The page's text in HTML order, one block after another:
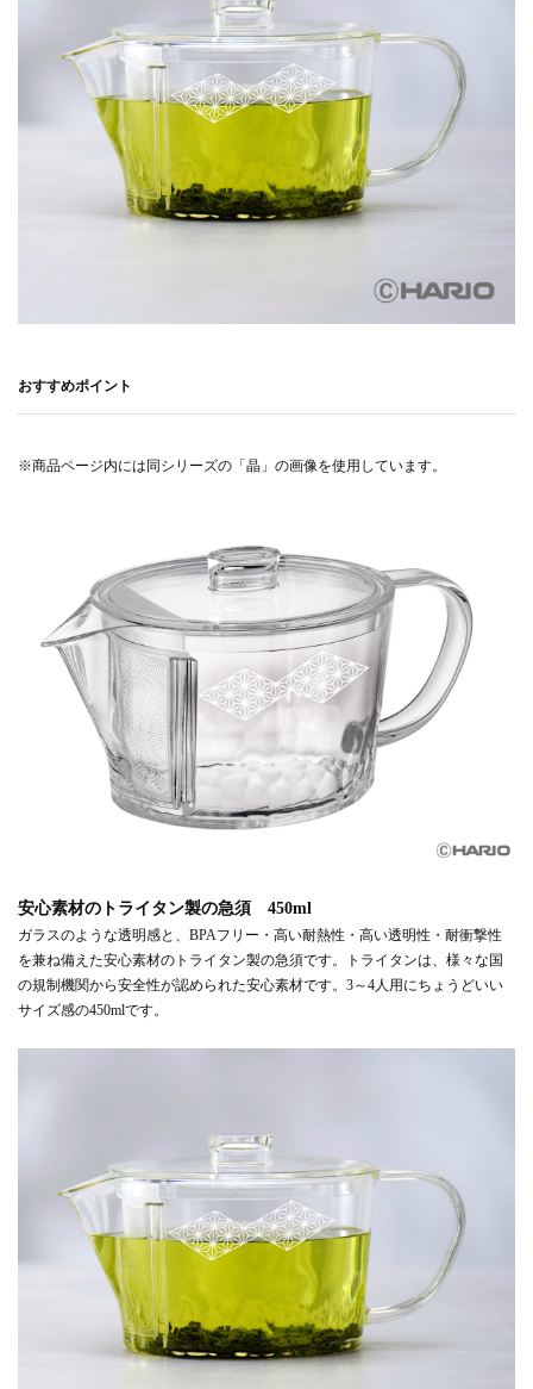
おすすめポイント
※商品ページ内には同シリーズの「晶」の画像を使用しています。
安心素材のトライタン製の急須 450ml
ガラスのような透明感と、BPAフリー・高い耐熱性・高い透明性・耐衝撃性
を兼ね備えた安心素材のトライタン製の急須です。トライタンは、様々な国
の規制機関から安全性が認められた安心素材です。3～4人用にちょうどいい
サイズ感の450mlです。